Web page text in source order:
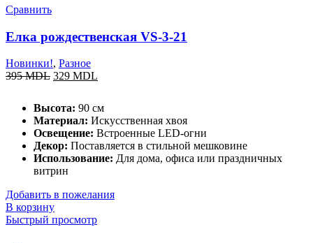
Сравнить
Елка рождественская VS-3-21
Новинки!, Разное
395MDL 329 MDL
Высота: 90 см
Материал: Искусственная хвоя
Освещение: Встроенные LED-огни
Декор: Поставляется в стильной мешковине
Использование: Для дома, офиса или праздничных
витрин
Добавить в пожелания
В корзину
Быстрый просмотр